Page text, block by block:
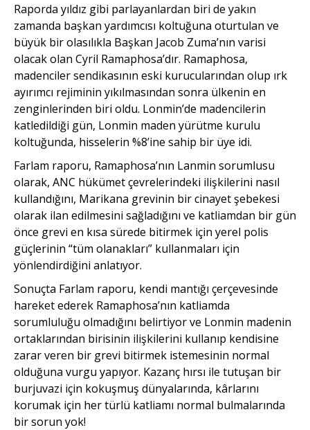
Raporda yıldız gibi parlayanlardan biri de yakın
zamanda başkan yardımcısı koltuğuna oturtulan ve
büyük bir olasılıkla Başkan Jacob Zuma’nın varisi
olacak olan Cyril Ramaphosa’dır. Ramaphosa,
madenciler sendikasının eski kurucularından olup ırk
ayırımcı rejiminin yıkılmasından sonra ülkenin en
zenginlerinden biri oldu. Lonmin’de madencilerin
katledildiği gün, Lonmin maden yürütme kurulu
koltuğunda, hisselerin %8’ine sahip bir üye idi.
Farlam raporu, Ramaphosa’nın Lanmin sorumlusu
olarak, ANC hükümet çevrelerindeki ilişkilerini nasıl
kullandığını, Marikana grevinin bir cinayet şebekesi
olarak ilan edilmesini sağladığını ve katliamdan bir gün
önce grevi en kısa sürede bitirmek için yerel polis
güçlerinin “tüm olanakları” kullanmaları için
yönlendirdiğini anlatıyor.
Sonuçta Farlam raporu, kendi mantığı çerçevesinde
hareket ederek Ramaphosa’nın katliamda
sorumluluğu olmadığını belirtiyor ve Lonmin madenin
ortaklarından birisinin ilişkilerini kullanıp kendisine
zarar veren bir grevi bitirmek istemesinin normal
olduğuna vurgu yapıyor. Kazanç hırsı ile tutuşan bir
burjuvazi için kokuşmuş dünyalarında, kârlarını
korumak için her türlü katliamı normal bulmalarında
bir sorun yok!